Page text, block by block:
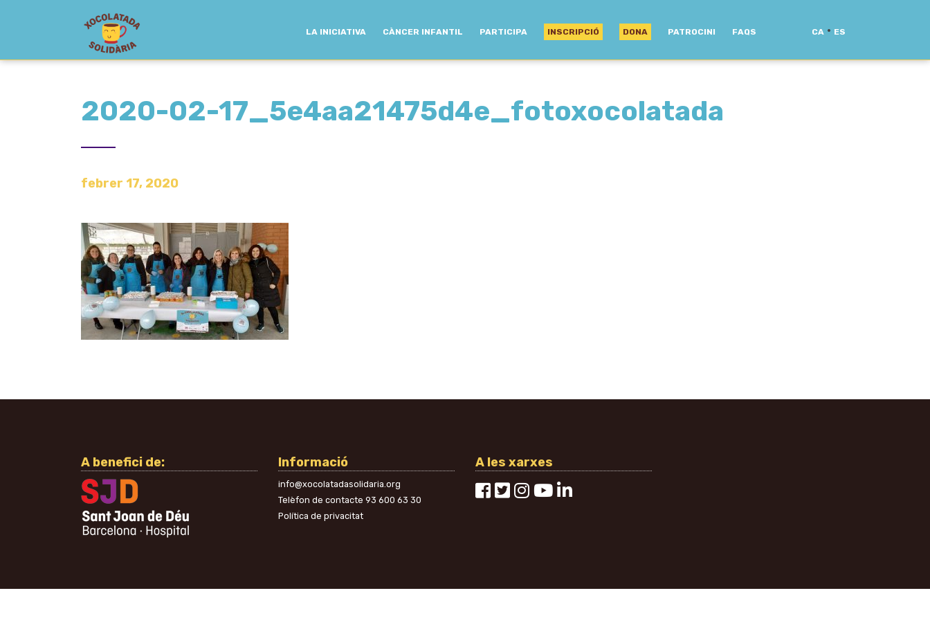
LA INICIATIVA CÀNCER INFANTIL PARTICIPA INSCRIPCIÓ DONA PATROCINI FAQS CA · ES
2020-02-17_5e4aa21475d4e_fotoxocolatada
febrer 17, 2020
A benefici de: Informació
info@xocolatadasolidaria.org
Telèfon de contacte 93 600 63 30
Política de privacitat
A les xarxes